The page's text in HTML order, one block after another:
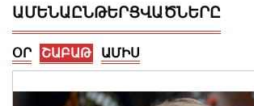
ԱՄԵՆԱԸՆԹԵՐՑՎԱԾՆԵՐԸ
ՕՐ ՇԱԲԱԹ ԱՄԻՍ